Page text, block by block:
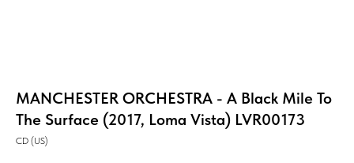
MANCHESTER ORCHESTRA - A Black Mile To
The Surface (2017, Loma Vista) LVR00173
CD (US)